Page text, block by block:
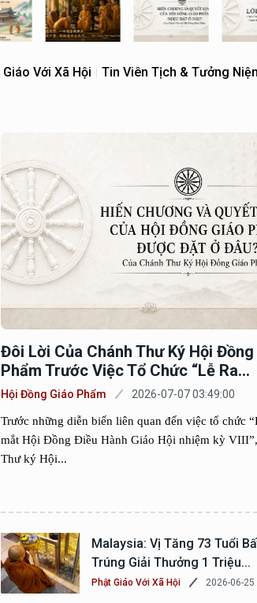
Giáo Với Xã Hội | Tin Viên Tịch & Tưởng
Đôi Lời Của Chánh Thư Ký Hội Đồng
Phẩm Trước Việc Tổ Chức “Lễ Ra...
Hội Đồng Giáo Phẩm 2026-07-07 03:49:00
Trước những diễn biến liên quan đến việc tổ chức
mắt Hội Đồng Điều Hành Giáo Hội nhiệm kỳ
Thư ký Hội...
Malaysia: Vị Tăng 73 Tuổi
Trúng Giải Thưởng 1 Triệu...
Phật Giáo Với Xã Hội 2026-06-